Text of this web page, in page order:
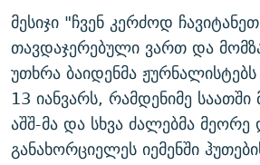
მესიჯი "ჩვენ კერძოდ
თავდაჯერებული ვართ და
უთხრა ბაიდენმა
13 იანვარს, რამდენიმე
აშშ-მა და სხვა ძალებმა
განახორციელეს იემენში